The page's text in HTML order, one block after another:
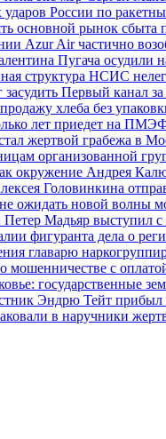
ударов России по
основной рынок сбыта
Azur Air частично
Пугача осудили
структура НСИС
Первый канал
хлеба без
лет приедет на
жертвой грабежа в
организованной
окружение Андрея
Головинкина
ожидать новой волны
Мадьяр выступил с
фигуранта дела о
главарю
с
государственные
Эндрю Тейт прибыл
в наручники